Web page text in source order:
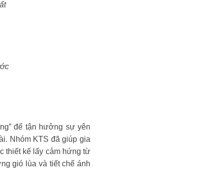
để tận hưởng sự yên
Nhóm KTS đã giúp gia
thiết kế lấy cảm hứng từ
gió lùa và tiết chế ánh